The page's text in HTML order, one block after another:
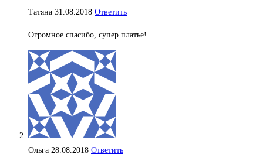
Татяна 31.08.2018 Ответить
Огромное спасибо, супер платье!
Ольга 28.08.2018 Ответить